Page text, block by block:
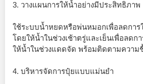
3. วางแผนการให้น้ำอย่างมีประสิทธิภาพ
ใช้ระบบน้ำหยดหรือพ่นหมอกเพื่อลดกา
โดยให้น้ำในช่วงเช้าตรู่และเย็นเพื่อลดก
ให้น้ำในช่วงแดดจัด พร้อมติดตามความ
4. บริหารจัดการปุ๋ยแบบแม่นยำ